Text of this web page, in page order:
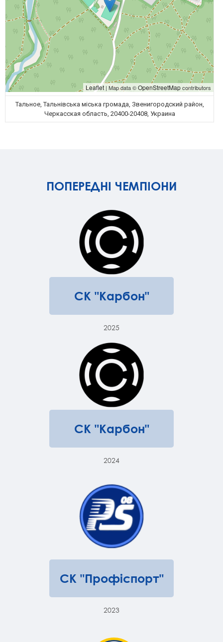
Leaflet | Map data ©OpenStreetMapcontributors
Тальное, Тальнівська міська громада, Звенигородский район,
Черкасская область, 20400-20408, Украина
ПОПЕРЕДНІ ЧЕМПІОНИ
СК "Карбон"
2025
СК "Карбон"
2024
СК "Профіспорт"
2023